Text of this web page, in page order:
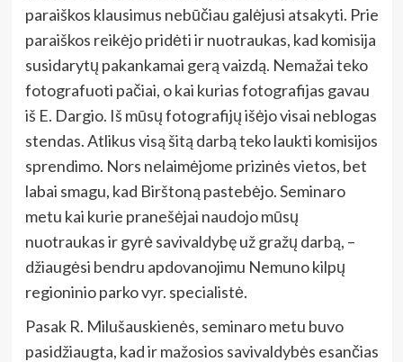
paraiškos klausimus nebūčiau galėjusi atsakyti. Prie
paraiškos reikėjo pridėti ir nuotraukas, kad komisija
susidarytų pakankamai gerą vaizdą. Nemažai teko
fotografuoti pačiai, o kai kurias fotografijas gavau
iš E. Dargio. Iš mūsų fotografijų išėjo visai neblogas
stendas. Atlikus visą šitą darbą teko laukti komisijos
sprendimo. Nors nelaimėjome prizinės vietos, bet
labai smagu, kad Birštoną pastebėjo. Seminaro
metu kai kurie pranešėjai naudojo mūsų
nuotraukas ir gyrė savivaldybę už gražų darbą, –
džiaugėsi bendru apdovanojimu Nemuno kilpų
regioninio parko vyr. specialistė.
Pasak R. Milušauskienės, seminaro metu buvo
pasidžiaugta, kad ir mažosios savivaldybės esančias